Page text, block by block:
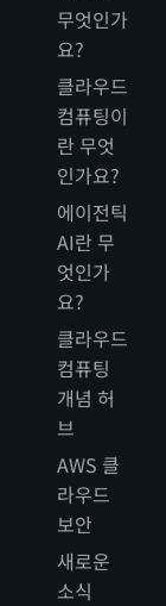
무엇인가
요?
클라우드
컴퓨팅이
란 무엇
인가요?
에이전틱
AI란 무
엇인가
요?
클라우드
컴퓨팅
개념 허
브
AWS 클
라우드
보안
새로운
소식